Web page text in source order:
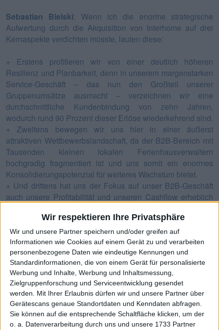
Wir respektieren Ihre Privatsphäre
Wir und unsere Partner speichern und/oder greifen auf
Informationen wie Cookies auf einem Gerät zu und verarbeiten
personenbezogene Daten wie eindeutige Kennungen und
Standardinformationen, die von einem Gerät für personalisierte
Werbung und Inhalte, Werbung und Inhaltsmessung,
Zielgruppenforschung und Serviceentwicklung gesendet
werden. Mit Ihrer Erlaubnis dürfen wir und unsere Partner über
Gerätescans genaue Standortdaten und Kenndaten abfragen.
Sie können auf die entsprechende Schaltfläche klicken, um der
o. a. Datenverarbeitung durch uns und unsere 1733 Partner
Sebastian Bielski: Wenn ich die enorme strategische
Aufwertung durch die Akquisition von Interhome auf drei
Kernaspekte verdichten müsste, lauten diese:
+ Erstens profitieren wir von einer deutlich höheren
Resilienz und Planbarkeit, denn in unserem margenstarken
Service-Geschäft – das nun den Großteil unserer
Gruppenumsätze ausmacht – verzeichnen wir eine
durchschnittliche Kundenbindung von zehn Jahren,
wodurch rund 90 Prozent dieser Erlöse wiederkehrend sind.
+Zweitens bewegen wir uns hier in einer äußerst
attraktiven Wettbewerbslandschaft, da der B2B-Bereich mit
Tausenden kleinen lokalen Ferienhausverwaltern
hochgradig fragmentiert ist und uns somit ein enormes
Konsolidierungspotenzial für weiteres Wachstum bietet.
+ Und drittens hat uns der Fokus auf unser B2B-Geschäft
auch unsere Profitabilität und unseren Cashflow erheblich
forma-Basis ein adjustiertes EBITDA i.H.v. 42 Millionen
Euro erreicht und peilen für dieses Jahr eine Steigerung auf
45 bis 47 Millionen Euro an. Beim operativen Cashflow
waren wir bereits im saisonal bedingt schwächeren ersten
Quartal deutlich positiv und dieser Trend wird sich in den
saisonal starken nächsten beiden Quartalen noch fortsetzen
und verstärken.
Haben sich Ihre Erwartungen an den Zukauf Interhome
bisher erfüllt?